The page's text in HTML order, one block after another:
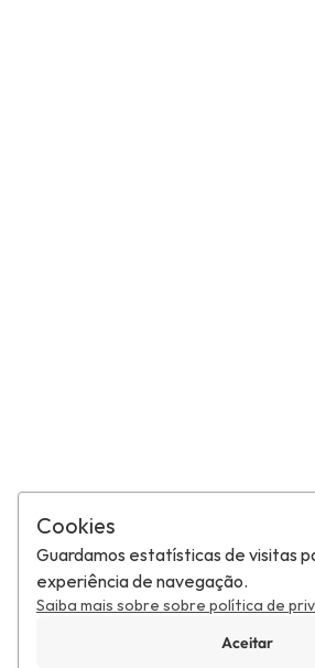
Cookies
Guardamos estatísticas de visitas
experiência de navegação.
Saiba mais sobre sobre política de
Aceitar